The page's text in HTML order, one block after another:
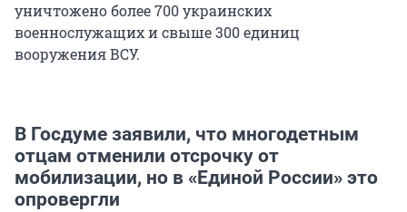
уничтожено более 700 украинских
военнослужащих и свыше 300 единиц
вооружения ВСУ.
В Госдуме заявили, что многодетным
отцам отменили отсрочку от
мобилизации, но в «Единой России» это
опровергли